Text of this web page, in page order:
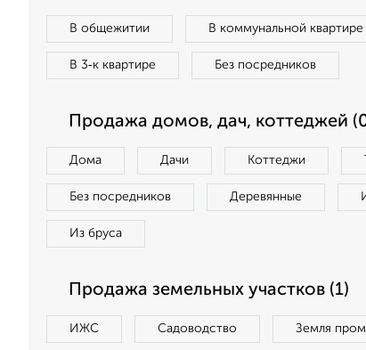
В общежитии В коммунальной квартире
В 3‑к квартире Без посредников
Продажа домов, дач, коттеджей
Дома Дачи Коттеджи
Без посредников Деревянные
Из бруса
Продажа земельных участков (1)
ИЖС Садоводство Земля